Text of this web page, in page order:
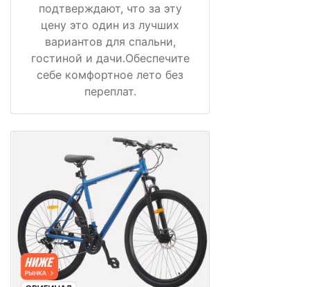
подтверждают, что за эту
цену это один из лучших
вариантов для спальни,
гостиной и дачи.Обеспечите
себе комфортное лето без
переплат.